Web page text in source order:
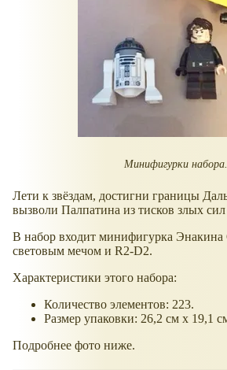
Минифигурки набора.
Лети к звёздам, достигни границы
вызволи Палпатина из тисков злых
В набор входит минифигурка Энакина
световым мечом и R2-D2.
Характеристики этого набора:
Количество элементов: 223.
Размер упаковки: 26,2 см х 19,1
Подробнее фото ниже.